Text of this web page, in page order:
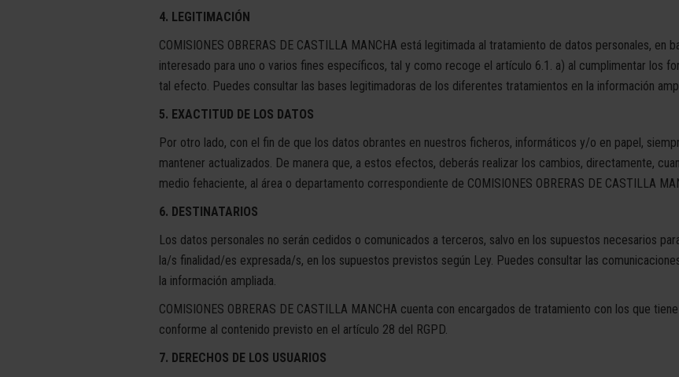
4. LEGITIMACIÓN
COMISIONES OBRERAS DE CASTILLA MANCHA está legitimada al tratamiento de datos personales, en
interesado para uno o varios fines específicos, tal y como recoge el artículo 6.1. a) al cumplimentar los
tal efecto. Puedes consultar las bases legitimadoras de los diferentes tratamientos en la información
5. EXACTITUD DE LOS DATOS
Por otro lado, con el fin de que los datos obrantes en nuestros ficheros, informáticos y/o en papel,
mantener actualizados. De manera que, a estos efectos, deberás realizar los cambios, directamente,
medio fehaciente, al área o departamento correspondiente de COMISIONES OBRERAS DE CASTILLA
6. DESTINATARIOS
Los datos personales no serán cedidos o comunicados a terceros, salvo en los supuestos necesarios
la/s finalidad/es expresada/s, en los supuestos previstos según Ley. Puedes consultar las
la información ampliada.
COMISIONES OBRERAS DE CASTILLA MANCHA cuenta con encargados de tratamiento con los que
conforme al contenido previsto en el artículo 28 del RGPD.
7. DERECHOS DE LOS USUARIOS